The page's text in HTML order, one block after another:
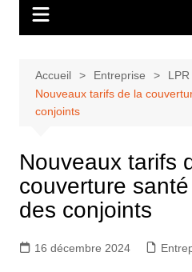
Accueil Entreprise
LPR
Nouveaux tarifs de la
conjoints
Nouveaux tarifs
couverture
des conjoints
16 décembre 2024